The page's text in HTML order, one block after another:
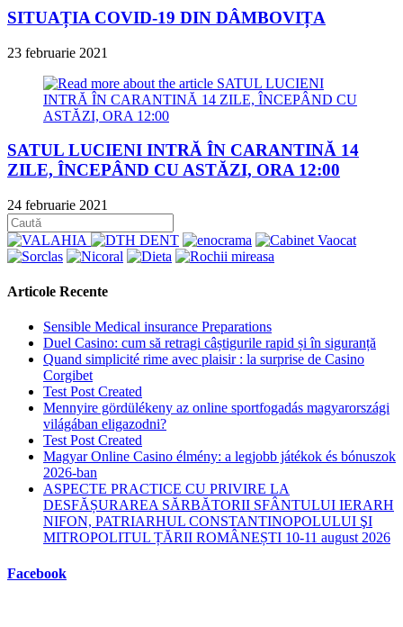
SITUAȚIA COVID-19 DIN DÂMBOVIȚA
23 februarie 2021
SATUL LUCIENI INTRĂ ÎN CARANTINĂ 14
ZILE, ÎNCEPÂND CU ASTĂZI, ORA 12:00
24 februarie 2021
Articole Recente
Sensible Medical insurance Preparations
Duel Casino: cum să retragi câștigurile rapid și în siguranță
Quand simplicité rime avec plaisir : la surprise de Casino
Corgibet
Test Post Created
Mennyire gördülékeny az online sportfogadás magyarországi
világában eligazodni?
Test Post Created
Magyar Online Casino élmény: a legjobb játékok és bónuszok
2026-ban
ASPECTE PRACTICE CU PRIVIRE LA
DESFĂȘURAREA SĂRBĂTORII SFÂNTULUI IERARH
NIFON, PATRIARHUL CONSTANTINOPOLULUI ŞI
MITROPOLITUL ȚĂRII ROMÂNEȘTI 10-11 august 2026
Facebook